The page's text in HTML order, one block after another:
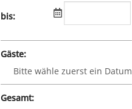
bis:
Gäste:
Bitte wähle zuerst ein Datum
Gesamt: